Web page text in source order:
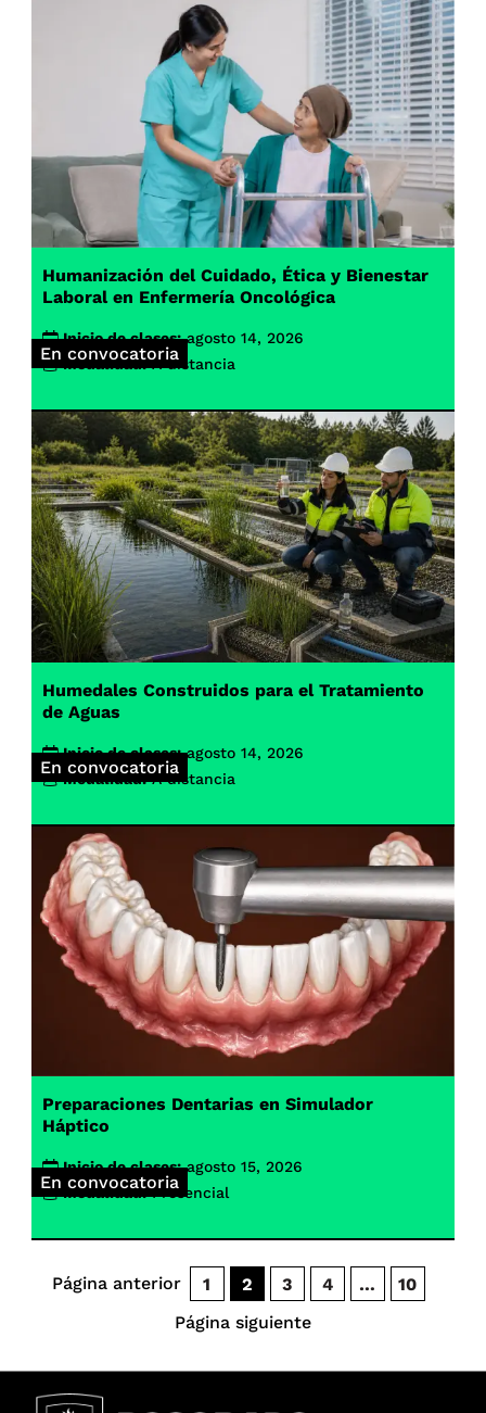
En convocatoria
Humanización del Cuidado, Ética y Bienestar
Laboral en Enfermería Oncológica
Inicio de clases: agosto 14, 2026
Modalidad: A distancia
En convocatoria
Humedales Construidos para el Tratamiento
de Aguas
Inicio de clases: agosto 14, 2026
Modalidad: A distancia
En convocatoria
Preparaciones Dentarias en Simulador
Háptico
Inicio de clases: agosto 15, 2026
Modalidad: Presencial
Página anterior 1 2 3 4 …
10
Página siguiente